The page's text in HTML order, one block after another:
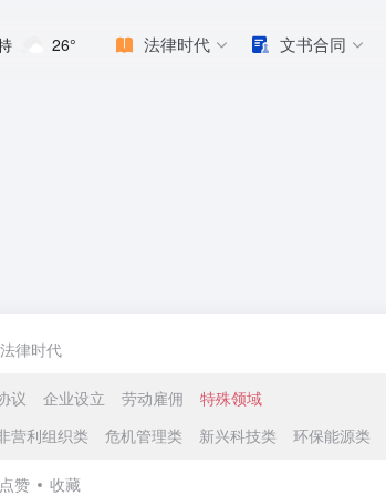
26° 法律时代 文书合同
法律时代
议 企业设立 劳动雇佣
特殊领域
营利组织类 危机管理类 新兴科技类 环保能源类
点赞 收藏